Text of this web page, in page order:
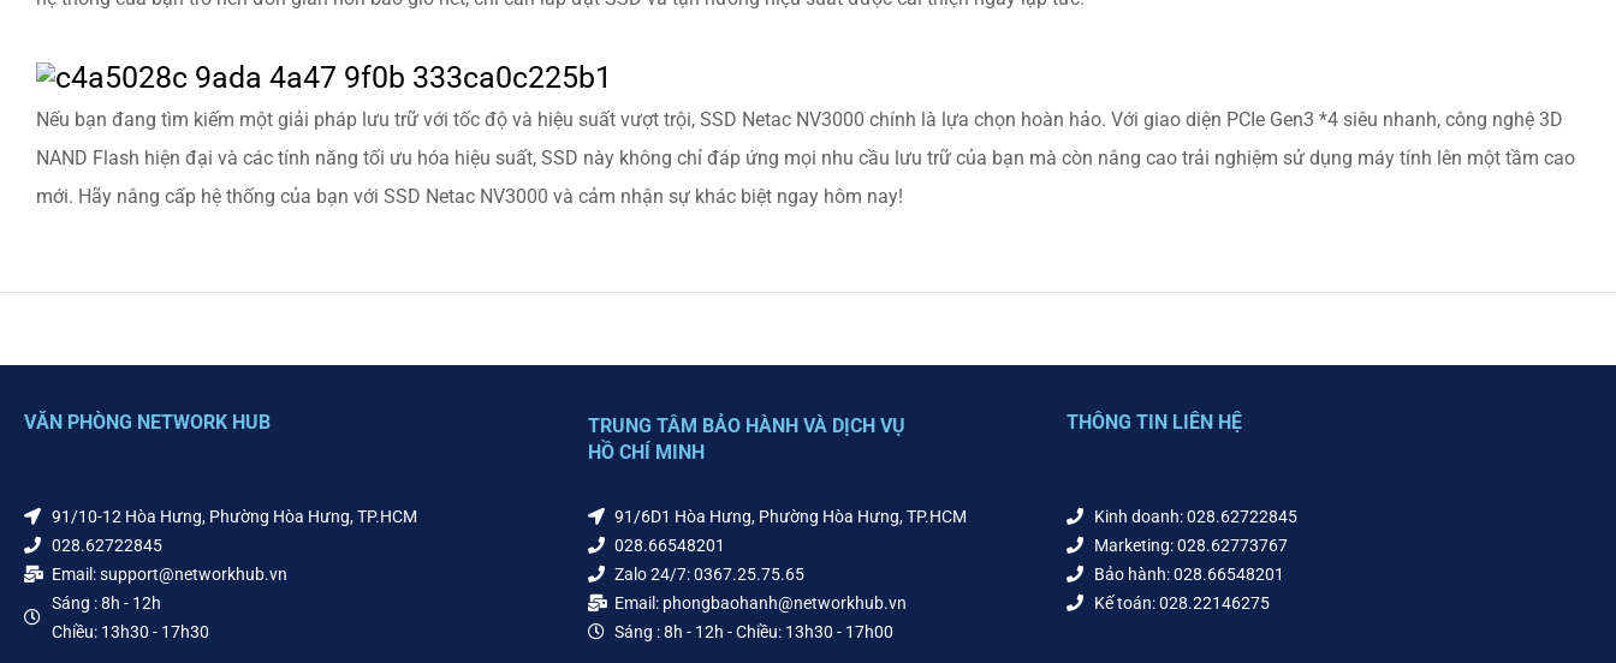
Nếu bạn đang tìm kiếm một giải pháp lưu trữ với tốc độ và hiệu suất vượt trội, SSD Netac NV3000 chính là lựa chọn hoàn hảo. Với giao diện PCIe Gen3 *4 siêu nhanh, công nghệ 3D
NAND Flash hiện đại và các tính năng tối ưu hóa hiệu suất, SSD này không chỉ đáp ứng mọi nhu cầu lưu trữ của bạn mà còn nâng cao trải nghiệm sử dụng máy tính lên một tầm cao
mới. Hãy nâng cấp hệ thống của bạn với SSD Netac NV3000 và cảm nhận sự khác biệt ngay hôm nay!
VĂN PHÒNG NETWORK HUB
91/10-12 Hòa Hưng, Phường Hòa Hưng, TP.HCM
028.62722845
Email: support@networkhub.vn
Sáng : 8h - 12h
Chiều: 13h30 - 17h30
TRUNG TÂM BẢO HÀNH VÀ DỊCH VỤ
HỒ CHÍ MINH
91/6D1 Hòa Hưng, Phường Hòa Hưng, TP.HCM
028.66548201
Zalo 24/7: 0367.25.75.65
Email: phongbaohanh@networkhub.vn
Sáng : 8h - 12h - Chiều: 13h30 - 17h00
THÔNG TIN LIÊN HỆ
Kinh doanh: 028.62722845
Marketing: 028.62773767
Bảo hành: 028.66548201
Kế toán: 028.22146275